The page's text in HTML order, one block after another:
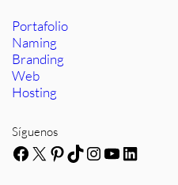
Portafolio
Naming
Branding
Web
Hosting
Síguenos
Facebook
X Pinterest
TikTok
Instagram
YouTube
LinkedIn